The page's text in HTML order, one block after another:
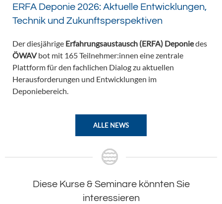
ERFA Deponie 2026: Aktuelle Entwicklungen,
Technik und Zukunftsperspektiven
Der diesjährige Erfahrungsaustausch (ERFA) Deponiedes
ÖWAVbot mit 165 Teilnehmer:innen eine zentrale
Plattform für den fachlichen Dialog zu aktuellen
Herausforderungen und Entwicklungen im
Deponiebereich.
ALLE NEWS
Diese Kurse & Seminare könnten Sie
interessieren